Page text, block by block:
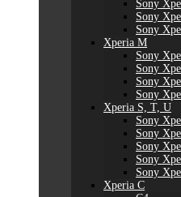
Sony
Sony
Sony
Xperia M
Sony
Sony
Sony
Sony
Xperia S, T, U
Sony
Sony
Sony
Sony
Sony
Xperia C